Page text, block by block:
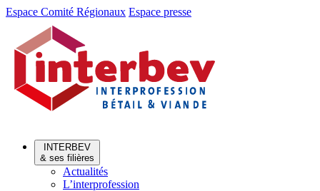
Aller
Aller
contenu
Espace Comité Régionaux Espace presse
INTERBEV
& ses filières
Actualités
L’interprofession